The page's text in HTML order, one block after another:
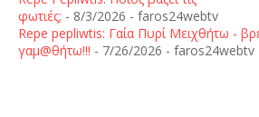
φωτιές; - 8/3/2026 - faros24webtv
Repe pepliwtis: Γαία Πυρί Μειχθήτω -
γαμ@θήτω!!! - 7/26/2026 - faros24webtv